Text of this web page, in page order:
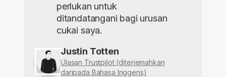
perlukan untuk
ditandatangani bagi urusan
cukai saya.
Justin Totten
Ulasan Trustpilot (diterjemahkan
daripada Bahasa Inggeris)